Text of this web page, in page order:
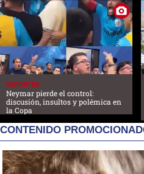
DEPORTES
Neymar pierde el control:
discusión, insultos y polémica en
la Copa
CONTENIDO